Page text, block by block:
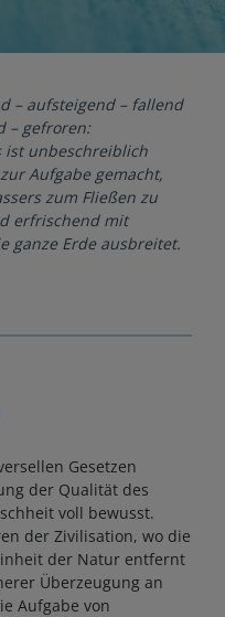
– aufsteigend – fallend
– gefroren:
ist unbeschreiblich
Aufgabe gemacht,
zum Fließen zu
erfrischend mit
ganze Erde ausbreitet.
Gesetzen
der Qualität des
voll bewusst.
der Zivilisation, wo die
der Natur entfernt
Überzeugung an
Aufgabe von